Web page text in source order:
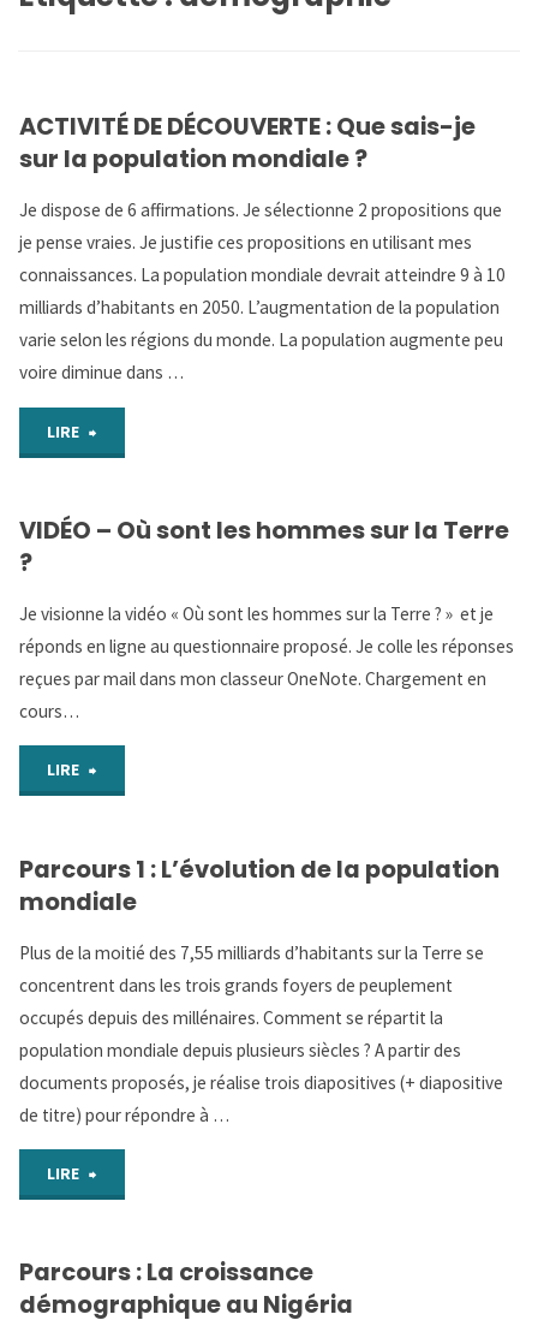
ACTIVITÉ DE DÉCOUVERTE : Que sais-je
sur la population mondiale ?
Je dispose de 6 affirmations. Je sélectionne 2 propositions que
je pense vraies. Je justifie ces propositions en utilisant mes
connaissances. La population mondiale devrait atteindre 9 à 10
milliards d’habitants en 2050. L’augmentation de la population
varie selon les régions du monde. La population augmente peu
voire diminue dans …
LIRE
DÉCOUVERTE
sais-
population
?"
VIDÉO – Où sont les hommes sur la Terre
?
Je visionne la vidéo « Où sont les hommes sur la Terre ? » et je
réponds en ligne au questionnaire proposé. Je colle les réponses
reçues par mail dans mon classeur OneNote. Chargement en
cours…
LIRE
Où
hommes
la
Parcours 1 : L’évolution de la population
mondiale
Plus de la moitié des 7,55 milliards d’habitants sur la Terre se
concentrent dans les trois grands foyers de peuplement
occupés depuis des millénaires. Comment se répartit la
population mondiale depuis plusieurs siècles ? A partir des
documents proposés, je réalise trois diapositives (+ diapositive
de titre) pour répondre à …
LIRE
L’évolution
de
Parcours : La croissance
démographique au Nigéria